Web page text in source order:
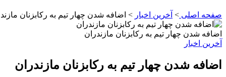
صفحه اصلی > آخرین اخبار > اضافه شدن چهار تیم به رکابزنان
اضافه شدن چهار تیم به رکابزنان مازندران
آخرین اخبار
اضافه شدن چهار تیم به رکابزنان مازندران